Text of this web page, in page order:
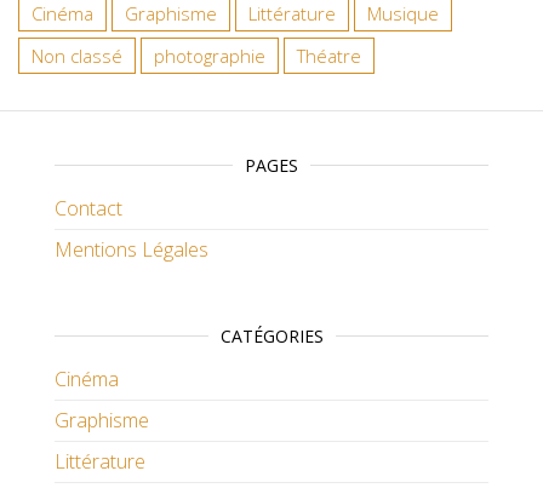
Cinéma Graphisme Littérature
Musique
Non classé
photographie Théatre
PAGES
Contact
Mentions Légales
CATÉGORIES
Cinéma
Graphisme
Littérature